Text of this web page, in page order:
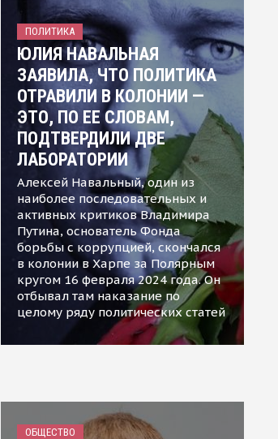
ПОЛИТИКА
ЮЛИЯ НАВАЛЬНАЯ
ЗАЯВИЛА, ЧТО ПОЛИТИКА
ОТРАВИЛИ В КОЛОНИИ —
ЭТО, ПО ЕЕ СЛОВАМ,
ПОДТВЕРДИЛИ ДВЕ
ЛАБОРАТОРИИ
Алексей Навальный, один из
наиболее последовательных и
активных критиков Владимира
Путина, основатель Фонда
борьбы с коррупцией, скончался
в колонии в Харпе за Полярным
кругом 16 февраля 2024 года. Он
отбывал там наказание по
целому ряду политических статей
ОБЩЕСТВО